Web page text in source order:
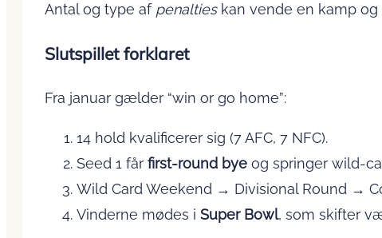
Antal og type af penaltieskan vende en kamp og
Slutspillet forklaret
Fra januar gælder “win or go home”:
14 hold kvalificerer sig (7 AFC, 7 NFC).
Seed 1 får first-round bye og springer wild-
Wild Card Weekend → Divisional Round →
Vinderne mødes i Super Bowl, som skifter